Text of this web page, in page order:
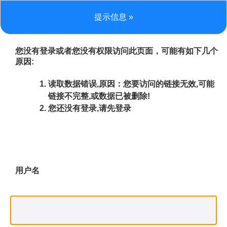
提示信息 »
您没有登录或者您没有权限访问此页面，可能有如下几个
原因:
读取数据错误,原因：您要访问的链接无效,可能
链接不完整,或数据已被删除!
您还没有登录,请先登录
用户名